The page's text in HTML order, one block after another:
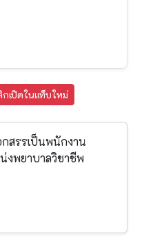
เปิดในแท็บใหม่
สรรเป็นพนักงาน
งพยาบาลวิชาชีพ